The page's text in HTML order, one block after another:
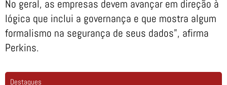
No geral, as empresas devem avançar em direção à
lógica que inclui a governança e que mostra algum
formalismo na segurança de seus dados”, afirma
Perkins.
Destaques